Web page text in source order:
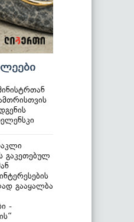
გაკეთებულ
გააყალბა
-